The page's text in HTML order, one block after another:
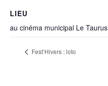
LIEU
au cinéma municipal Le Taurus
Fest’Hivers : loto